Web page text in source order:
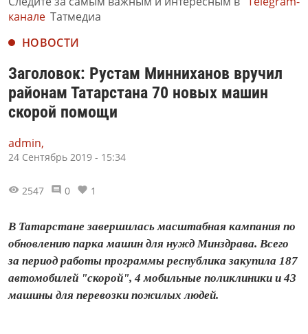
канале Татмедиа
НОВОСТИ
Заголовок: Рустам Минниханов вручил
районам Татарстана 70 новых машин
скорой помощи
admin,
24 Сентябрь 2019 - 15:34
2547 0 1
В Татарстане завершилась масштабная кампания по
обновлению парка машин для нужд Минздрава. Всего
за период работы программы республика закупила 187
автомобилей "скорой", 4 мобильные поликлиники и 43
машины для перевозки пожилых людей.